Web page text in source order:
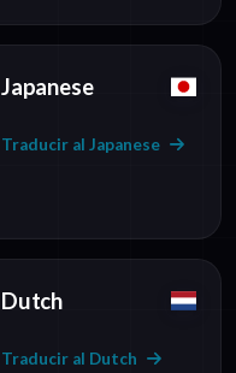
Japanese
Traducir al Japanese
Dutch
Traducir al Dutch